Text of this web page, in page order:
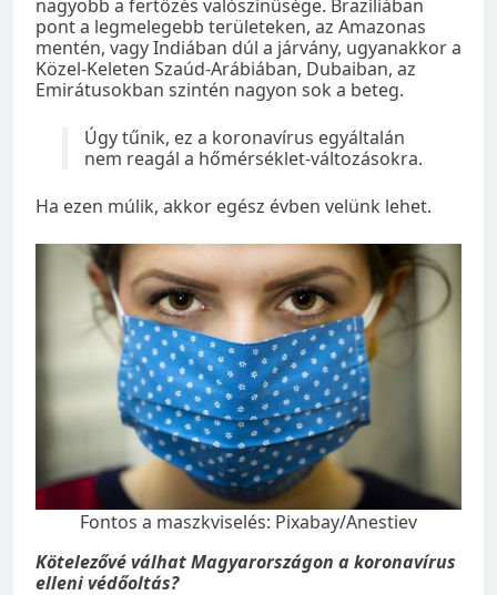
nagyobb a fertőzés valószínűsége. Brazíliában
pont a legmelegebb területeken, az Amazonas
mentén, vagy Indiában dúl a járvány, ugyanakkor a
Közel-Keleten Szaúd-Arábiában, Dubaiban, az
Emirátusokban szintén nagyon sok a beteg.
Úgy tűnik, ez a koronavírus egyáltalán
nem reagál a hőmérséklet-változásokra.
Ha ezen múlik, akkor egész évben velünk lehet.
Fontos a maszkviselés: Pixabay/Anestiev
Kötelezővé válhat Magyarországon a koronavírus
elleni védőoltás?